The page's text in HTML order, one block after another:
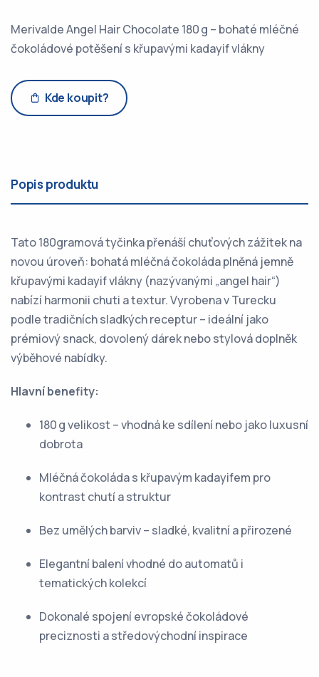
Merivalde Angel Hair Chocolate 180 g – bohaté mléčné
čokoládové potěšení s křupavými kadayif vlákny
Kde koupit?
Popis produktu
Tato 180gramová tyčinka přenáší chuťových zážitek na
novou úroveň: bohatá mléčná čokoláda plněná jemně
křupavými kadayif vlákny (nazývanými „angel hair“)
nabízí harmonii chuti a textur. Vyrobena v Turecku
podle tradičních sladkých receptur – ideální jako
prémiový snack, dovolený dárek nebo stylová doplněk
výběhové nabídky.
Hlavní benefity:
180 g velikost – vhodná ke sdílení nebo jako luxusní
dobrota
Mléčná čokoláda s křupavým kadayifem pro
kontrast chutí a struktur
Bez umělých barviv – sladké, kvalitní a přirozené
Elegantní balení vhodné do automatů i
tematických kolekcí
Dokonalé spojení evropské čokoládové
preciznosti a středovýchodní inspirace